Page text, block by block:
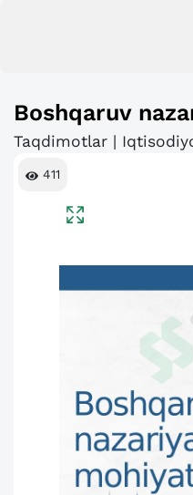
Boshqaruv
Taqdimotlar |
411